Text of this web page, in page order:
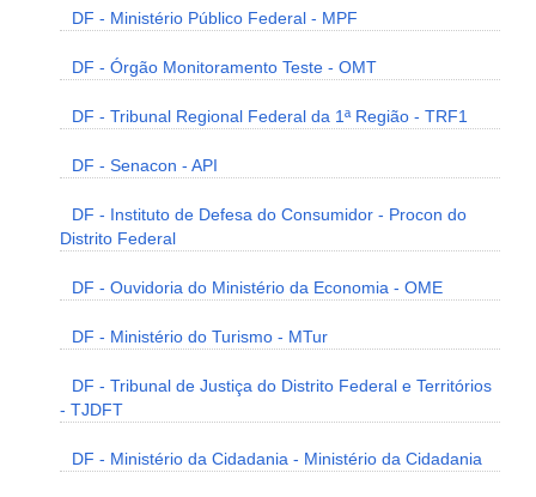
DF - Ministério Público Federal - MPF
DF - Órgão Monitoramento Teste - OMT
DF - Tribunal Regional Federal da 1ª Região - TRF1
DF - Senacon - API
DF - Instituto de Defesa do Consumidor - Procon do
Distrito Federal
DF - Ouvidoria do Ministério da Economia - OME
DF - Ministério do Turismo - MTur
DF - Tribunal de Justiça do Distrito Federal e Territórios
- TJDFT
DF - Ministério da Cidadania - Ministério da Cidadania